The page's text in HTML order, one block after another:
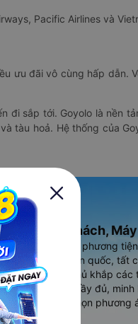
Pacific Airlines và
ưu đãi vô cùng hấp dẫn.
đi sắp tới. Goyolo là nền
tàu hoả. Hệ thống của
đặt vé Xe khách,
dụng đặt vé đa phương
đường toàn quốc, tất
xe du lịch phủ khắp các
thị thông tin đầy đủ,
so sánh và lựa chọn
hợp nhất.